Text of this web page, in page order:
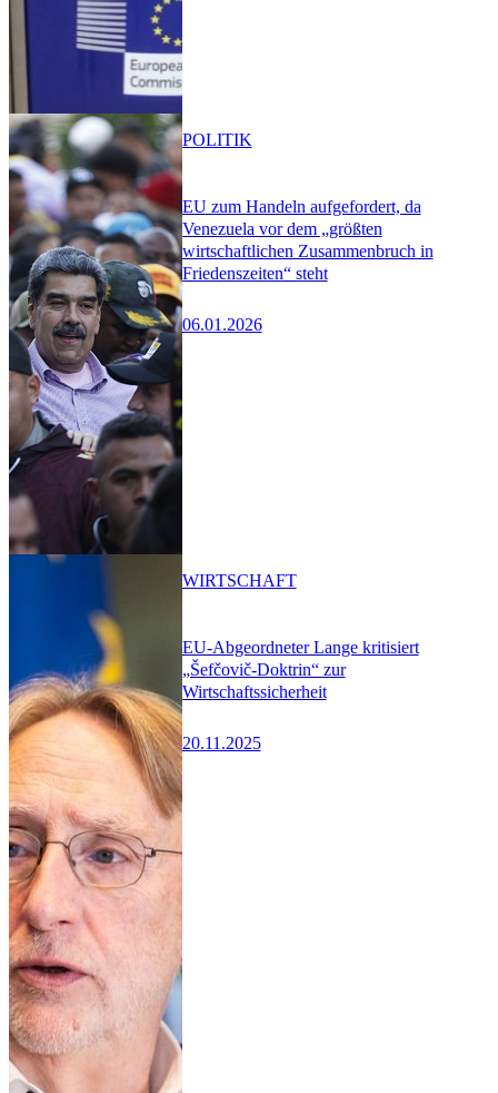
EU zum Handeln aufgefordert, da
Venezuela vor dem „größten
wirtschaftlichen Zusammenbruch in
Friedenszeiten“ steht
06.01.2026
POLITIK
EU-Abgeordneter Lange kritisiert
„Šefčovič-Doktrin“ zur
Wirtschaftssicherheit
20.11.2025
WIRTSCHAFT